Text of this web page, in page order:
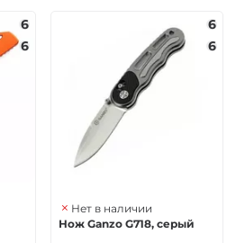
6
6
6
6
Нет в наличии
Нож Ganzo G718, серый